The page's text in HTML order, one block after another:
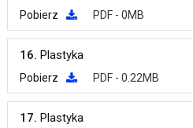
Pobierz PDF - 0MB
16. Plastyka
Pobierz PDF - 0.22MB
17. Plastyka